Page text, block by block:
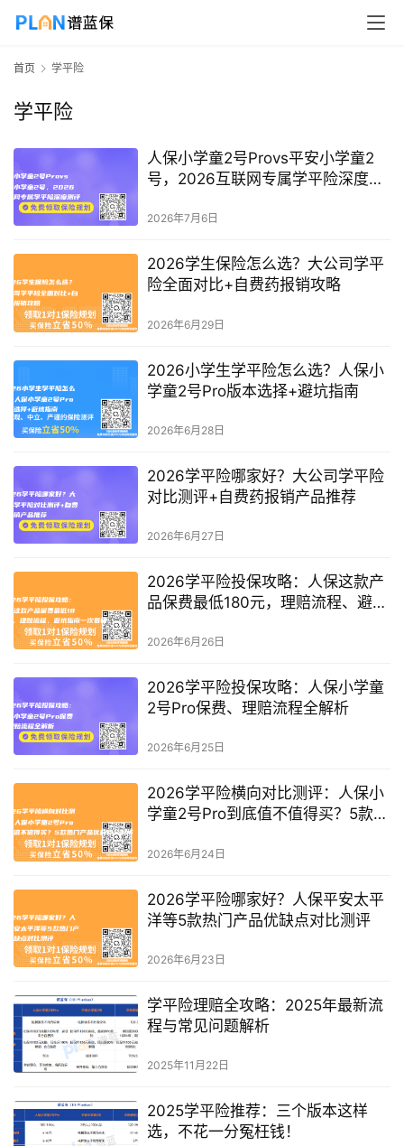
首页 学平险
学平险
人保小学童2号Provs平安小学童2
号，2026互联网专属学平险深度测
2026年7月6日
2026学生保险怎么选？大公司学平
险全面对比+自费药报销攻略
2026年6月29日
2026小学生学平险怎么选？人保小
学童2号Pro版本选择+避坑指南
2026年6月28日
2026学平险哪家好？大公司学平险
对比测评+自费药报销产品推荐
2026年6月27日
2026学平险投保攻略：人保这款产
品保费最低180元，理赔流程、避坑
2026年6月26日
2026学平险投保攻略：人保小学童
2号Pro保费、理赔流程全解析
2026年6月25日
2026学平险横向对比测评：人保小
学童2号Pro到底值不值得买？5款热
2026年6月24日
2026学平险哪家好？人保平安太平
洋等5款热门产品优缺点对比测评
2026年6月23日
学平险理赔全攻略：2025年最新流
程与常见问题解析
2025年11月22日
2025学平险推荐：三个版本这样
选，不花一分冤枉钱！